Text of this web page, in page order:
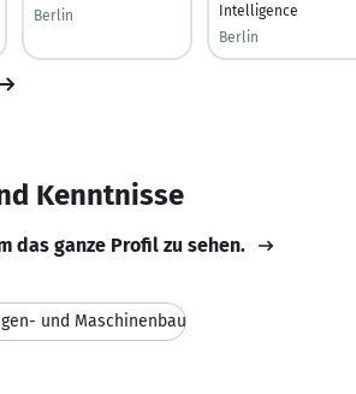
Berlin
Intelligence
Berlin
Kenntnisse
das ganze Profil zu sehen.
und Maschinenbau